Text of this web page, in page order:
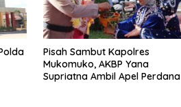
Pisah Sambut Kapolres
Mukomuko, AKBP Yana
Supriatna Ambil Apel Perdana